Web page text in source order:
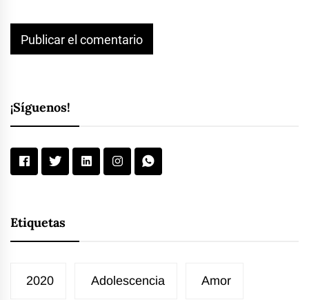
¡Síguenos!
Etiquetas
2020 Adolescencia Amor